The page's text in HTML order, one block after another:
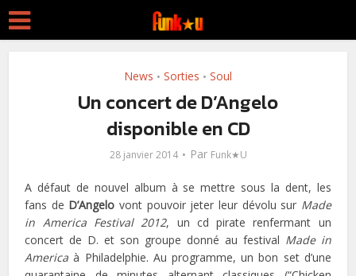
News • Sorties • Soul
Un concert de D’Angelo
disponible en CD
28 janvier 2014 Par Funk★U
A défaut de nouvel album à se mettre sous la dent, les
fans de D’Angelo vont pouvoir jeter leur dévolu sur Made
in America Festival 2012, un cd pirate renfermant un
concert de D. et son groupe donné au festival Made in
America à Philadelphie. Au programme, un bon set d’une